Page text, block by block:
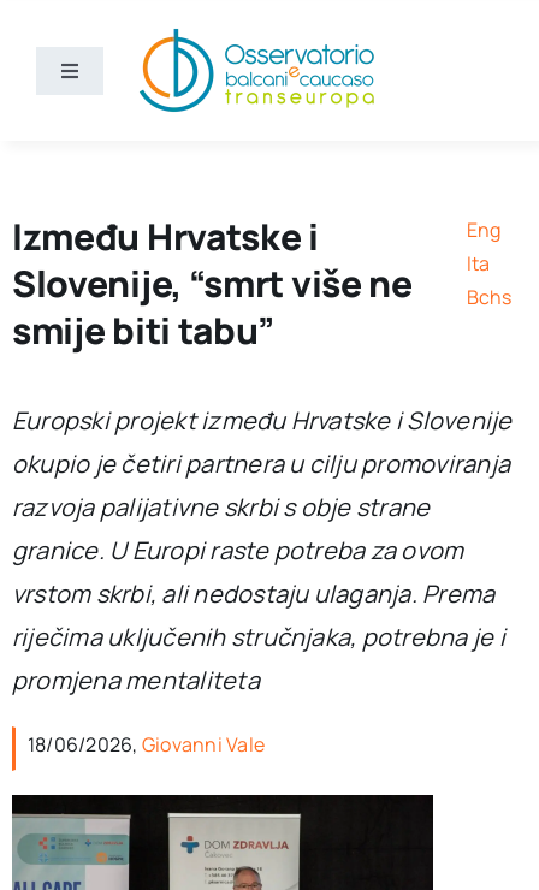
contentToggle
Navigation
Bchs
Između Hrvatske i
Slovenije, “smrt više ne
smije biti tabu”
Eng
Ita
Bchs
Europski projekt između Hrvatske i Slovenije
okupio je četiri partnera u cilju promoviranja
razvoja palijativne skrbi s obje strane
granice. U Europi raste potreba za ovom
vrstom skrbi, ali nedostaju ulaganja. Prema
riječima uključenih stručnjaka, potrebna je i
promjena mentaliteta
18/06/2026, Giovanni Vale